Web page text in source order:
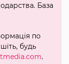
База
по
будь
.